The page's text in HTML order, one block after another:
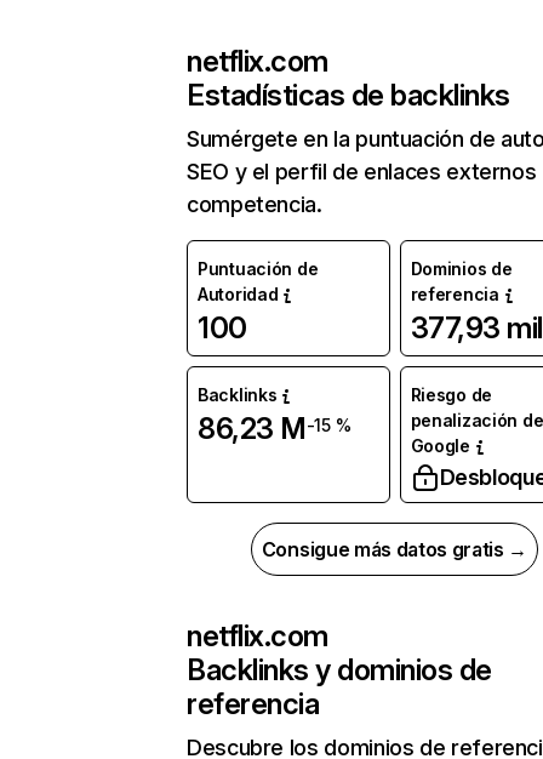
netflix.com
Estadísticas de backlinks
Sumérgete en la puntuación de
SEO y el perfil de enlaces externos
competencia.
Puntuación de
Autoridad
100
Dominios de
referencia
377,93 mil
Backlinks
86,23 M-15 %
Riesgo de
penalización de
Google
Consigue más datos gratis →
netflix.com
Backlinks y dominios de
referencia
Descubre los dominios de